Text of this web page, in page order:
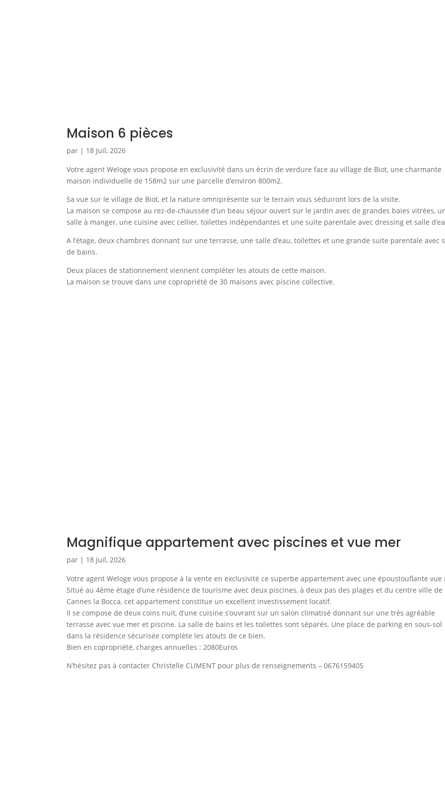
Maison 6 pièces
par | 18 Juil, 2026
Votre agent Weloge vous propose en exclusivité dans un écrin de verdure face au village de Biot, une charmante
maison individuelle de 158m2 sur une parcelle d’environ 800m2.
Sa vue sur le village de Biot, et la nature omniprésente sur le terrain vous séduiront lors de la visite.
La maison se compose au rez-de-chaussée d’un beau séjour ouvert sur le jardin avec de grandes baies vitrées,
salle à manger, une cuisine avec cellier, toilettes indépendantes et une suite parentale avec dressing et salle
A l’étage, deux chambres donnant sur une terrasse, une salle d’eau, toilettes et une grande suite parentale avec
de bains.
Deux places de stationnement viennent compléter les atouts de cette maison.
La maison se trouve dans une copropriété de 30 maisons avec piscine collective.
Magnifique appartement avec piscines et vue mer
par | 18 Juil, 2026
Votre agent Weloge vous propose à la vente en exclusivité ce superbe appartement avec une époustouflante vue
Situé au 4ème étage d’une résidence de tourisme avec deux piscines, à deux pas des plages et du centre ville de
Cannes la Bocca, cet appartement constitue un excellent investissement locatif.
Il se compose de deux coins nuit, d’une cuisine s’ouvrant sur un salon climatisé donnant sur une très agréable
terrasse avec vue mer et piscine. La salle de bains et les toilettes sont séparés. Une place de parking en sous-sol
dans la résidence sécurisée complète les atouts de ce bien.
Bien en copropriété, charges annuelles : 2080Euros
N’hésitez pas à contacter Christelle CLIMENT pour plus de renseignements – 0676159405